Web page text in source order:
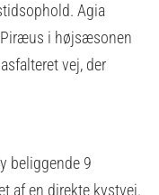
Agia
i højsæsonen
vej, der
beliggende 9
af en direkte kystvej.